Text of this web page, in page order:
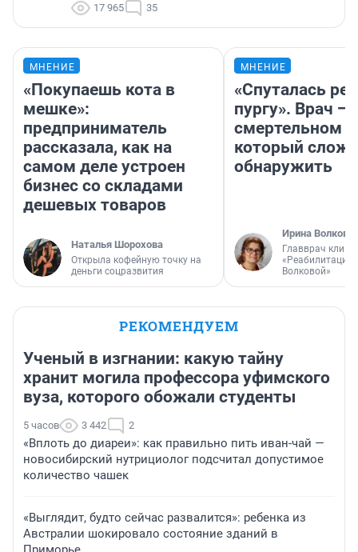
17 965 35
МНЕНИЕ
«Покупаешь кота в
мешке»:
предприниматель
рассказала, как на
самом деле устроен
бизнес со складами
дешевых товаров
Наталья Шорохова
Открыла кофейную точку на
деньги соцразвития
МНЕНИЕ
«Спуталась
пургу». Врач —
смертельном
который
обнаружить
Ирина Волкова
Главврач
«Реабилитация
Волковой»
РЕКОМЕНДУЕМ
Ученый в изгнании: какую тайну
хранит могила профессора уфимского
вуза, которого обожали студенты
5 часов 3 442 2
«Вплоть до диареи»: как правильно пить иван-чай —
новосибирский нутрициолог подсчитал допустимое
количество чашек
«Выглядит, будто сейчас развалится»: ребенка из
Австралии шокировало состояние зданий в